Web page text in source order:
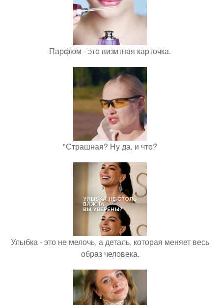
Парфюм - это визитная карточка.
"Страшная? Ну да, и что?
Улыбка - это не мелочь, а деталь, которая меняет весь
образ человека.